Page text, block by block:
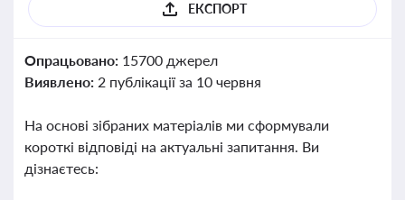
ЕКСПОРТ
Опрацьовано: 15700 джерел
Виявлено: 2 публікації за 10 червня
На основі зібраних матеріалів ми сформували
короткі відповіді на актуальні запитання. Ви
дізнаєтесь: